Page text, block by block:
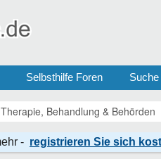
Selbsthilfe Foren Suche
Therapie, Behandlung & Behörden